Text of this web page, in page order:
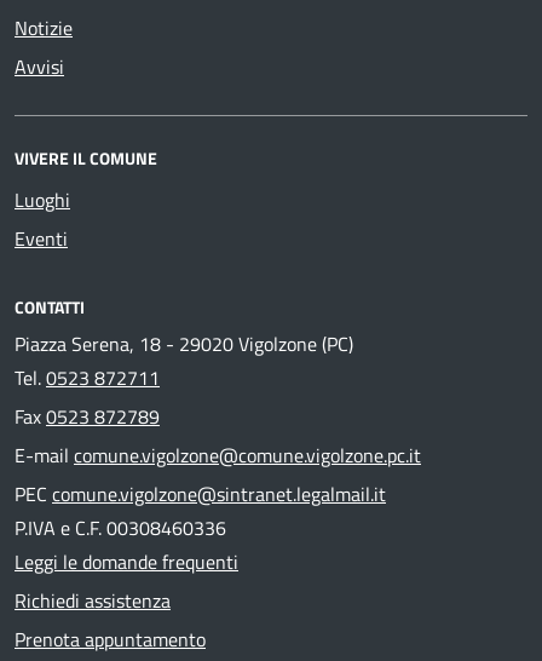
Notizie
Avvisi
VIVERE IL COMUNE
Luoghi
Eventi
CONTATTI
Piazza Serena, 18 - 29020 Vigolzone (PC)
Tel.0523 872711
Fax0523 872789
E-mail comune.vigolzone@comune.vigolzone.pc.it
PEC comune.vigolzone@sintranet.legalmail.it
P.IVA e C.F. 00308460336
Leggi le domande frequenti
Richiedi assistenza
Prenota appuntamento